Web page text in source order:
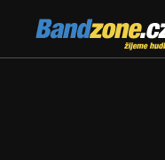
Bandzone.cz
žijeme hudbou